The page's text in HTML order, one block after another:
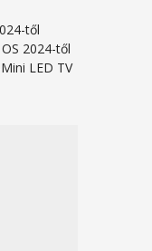
től
2024-től
LED TV